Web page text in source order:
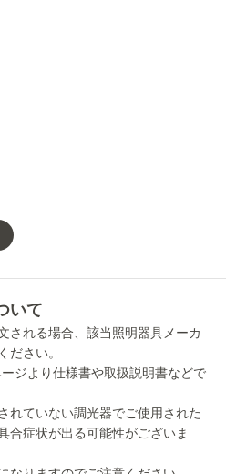
いて
される場合、該当照明器具メーカ
ださい。
ジより仕様書や取扱説明書などで
れていない調光器でご使用された
合症状が出る可能性がございま